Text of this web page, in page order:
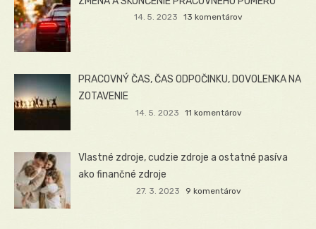
14. 5. 2023 13 komentárov
PRACOVNÝ ČAS, ČAS ODPOČINKU, DOVOLENKA NA
ZOTAVENIE
14. 5. 2023 11 komentárov
Vlastné zdroje, cudzie zdroje a ostatné pasíva
ako finančné zdroje
27. 3. 2023 9 komentárov